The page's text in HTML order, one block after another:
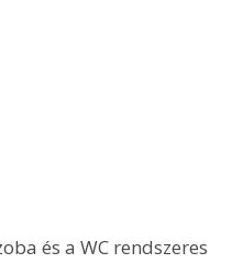
és a WC rendszeres